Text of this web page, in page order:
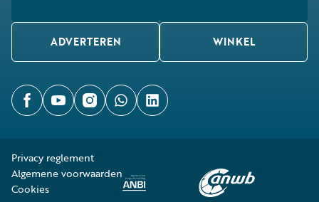
ADVERTEREN WINKEL
Privacy reglement
Algemene voorwaarden
Cookies